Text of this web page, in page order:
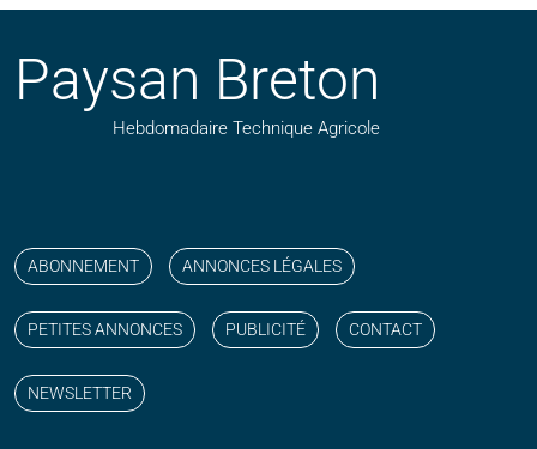
Paysan Breton
Hebdomadaire Technique Agricole
ABONNEMENT ANNONCES LÉGALES
PETITES ANNONCES PUBLICITÉ CONTACT
NEWSLETTER